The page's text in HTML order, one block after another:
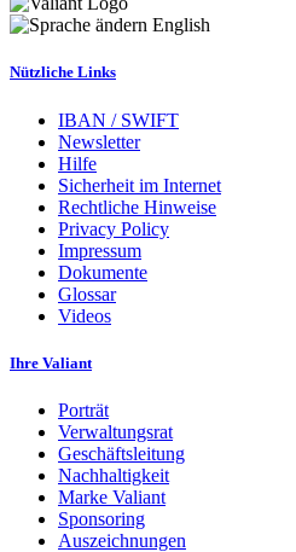
English
Nützliche Links
IBAN / SWIFT
Newsletter
Hilfe
Sicherheit im Internet
Rechtliche Hinweise
Privacy Policy
Impressum
Dokumente
Glossar
Videos
Ihre Valiant
Porträt
Verwaltungsrat
Geschäftsleitung
Nachhaltigkeit
Marke Valiant
Sponsoring
Auszeichnungen